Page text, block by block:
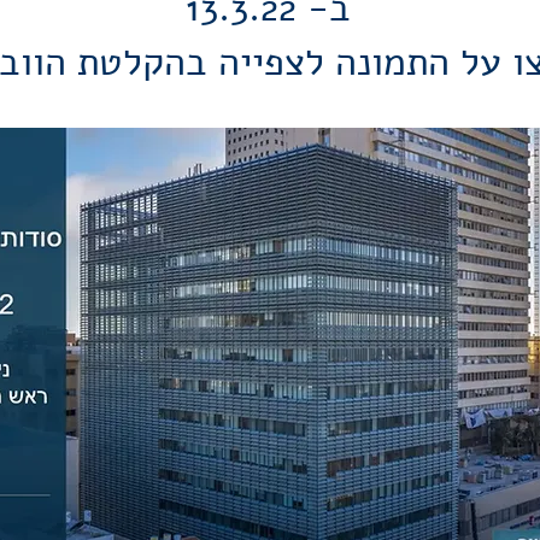
על התמונה לצפייה בהקלטת